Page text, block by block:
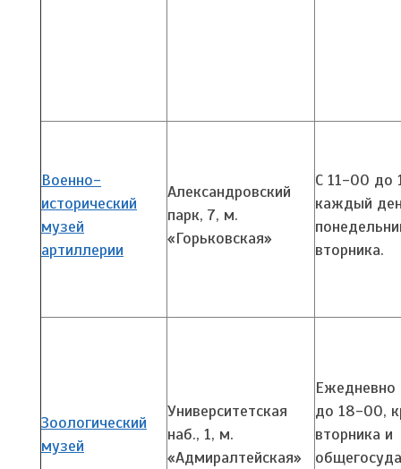
Военно-
исторический
музей
артиллерии
Александровский
парк, 7, м.
«Горьковская»
С 11-00 до
каждый
вторника.
Зоологический
музей
Университетская
наб., 1, м.
«Адмиралтейская»
Ежедневно
до 18-00,
вторника и